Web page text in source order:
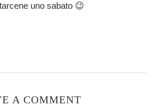
uno sabato 😉
A COMMENT